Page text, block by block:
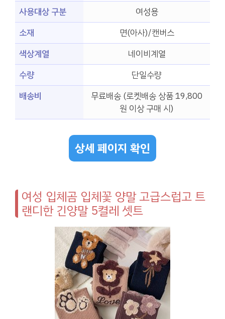
사용대상 구분
여성용
소재
면(아사)/캔버스
색상계열
네이비계열
수량
단일수량
배송비
무료배송 (로켓배송 상품 19,800
원 이상 구매 시)
상세 페이지 확인
여성 입체곰 입체꽃 양말 고급스럽고 트
랜디한 긴양말 5켤레 셋트